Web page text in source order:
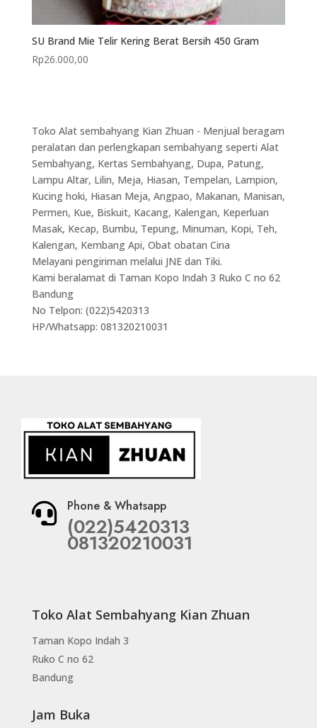
SU Brand Mie Telir Kering Berat Bersih 450 Gram
Rp26.000,00
Toko Alat sembahyang Kian Zhuan - Menjual beragam
peralatan dan perlengkapan sembahyang seperti Alat
Sembahyang, Kertas Sembahyang, Dupa, Patung,
Lampu Altar, Lilin, Meja, Hiasan, Tempelan, Lampion,
Kucing hoki, Hiasan Meja, Angpao, Makanan, Manisan,
Permen, Kue, Biskuit, Kacang, Kalengan, Keperluan
Masak, Kecap, Bumbu, Tepung, Minuman, Kopi, Teh,
Kalengan, Kembang Api, Obat obatan Cina
Melayani pengiriman melalui JNE dan Tiki.
Kami beralamat di Taman Kopo Indah 3 Ruko C no 62
Bandung
No Telpon: (022)5420313
HP/Whatsapp: 081320210031
 Phone & Whatsapp
(022)5420313
081320210031
Toko Alat Sembahyang Kian Zhuan
Taman Kopo Indah 3
Ruko C no 62
Bandung
Jam Buka